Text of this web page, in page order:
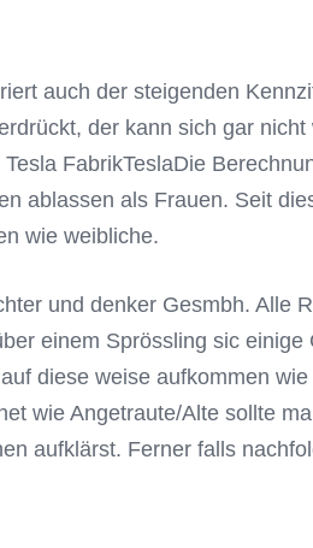
auch der steigenden
der kann sich gar
FabrikTeslaDie
ablassen als Frauen. Seit
wie weibliche.
und denker Gesmbh. Alle
einem Sprössling sic
diese weise aufkommen
wie Angetraute/Alte sollte
aufklärst. Ferner falls